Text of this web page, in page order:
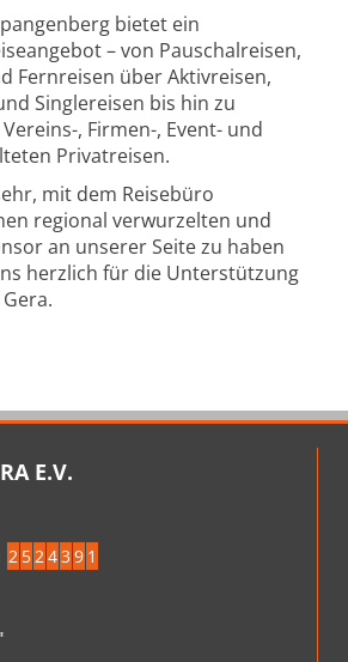
bietet ein
– von Pauschalreisen,
Fernreisen über Aktivreisen,
Singlereisen bis hin zu
, Firmen-, Event- und
Privatreisen.
mit dem Reisebüro
regional verwurzelten und
an unserer Seite zu haben
herzlich für die Unterstützung
E.V.
2 5243 9 1